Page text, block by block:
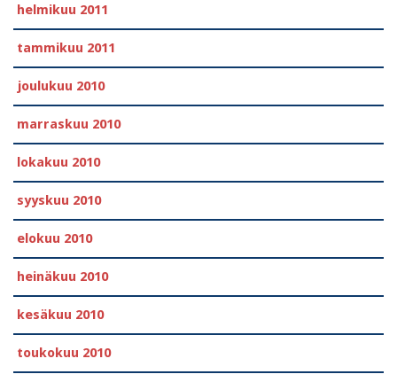
helmikuu 2011
tammikuu 2011
joulukuu 2010
marraskuu 2010
lokakuu 2010
syyskuu 2010
elokuu 2010
heinäkuu 2010
kesäkuu 2010
toukokuu 2010